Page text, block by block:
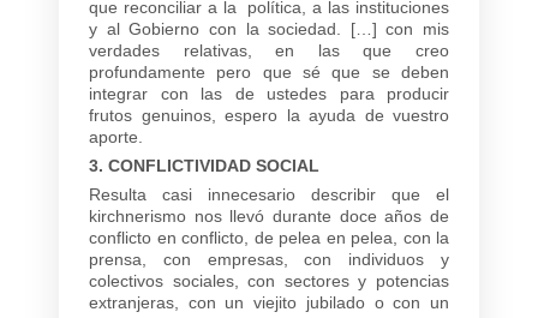
que reconciliar a la política, a las instituciones
y al Gobierno con la sociedad. […] con mis
verdades relativas, en las que creo
profundamente pero que sé que se deben
integrar con las de ustedes para producir
frutos genuinos, espero la ayuda de vuestro
aporte.
3. CONFLICTIVIDAD SOCIAL
Resulta casi innecesario describir que el
kirchnerismo nos llevó durante doce años de
conflicto en conflicto, de pelea en pelea, con la
prensa, con empresas, con individuos y
colectivos sociales, con sectores y potencias
extranjeras, con un viejito jubilado o con un